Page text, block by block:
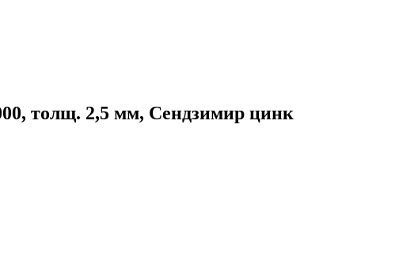
толщ. 2,5 мм, Сендзимир цинк